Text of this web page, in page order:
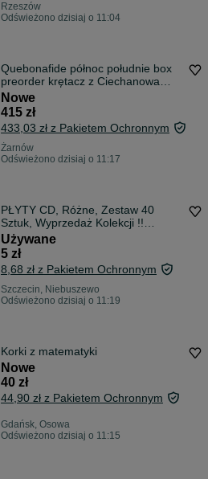
Rzeszów
Odświeżono dzisiaj o 11:04
Quebonafide północ południe box
preorder krętacz z Ciechanowa
nowy folia nieotwierany
Nowe
415 zł
433,03 zł z Pakietem Ochronnym
Żarnów
Odświeżono dzisiaj o 11:17
PŁYTY CD, Różne, Zestaw 40
Sztuk, Wyprzedaż Kolekcji !!
OKAZJA !!
Używane
5 zł
8,68 zł z Pakietem Ochronnym
Szczecin, Niebuszewo
Odświeżono dzisiaj o 11:19
Korki z matematyki
Nowe
40 zł
44,90 zł z Pakietem Ochronnym
Gdańsk, Osowa
Odświeżono dzisiaj o 11:15